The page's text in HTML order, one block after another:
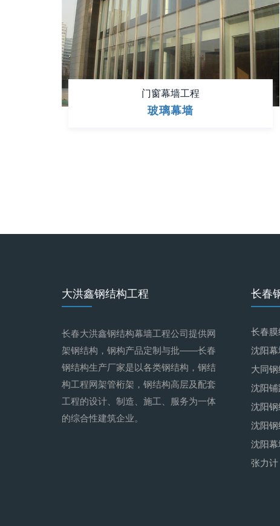
门窗幕墙工程
玻璃幕墙
大洪鑫钢结构工程
长春大洪鑫钢结构幕墙工程公司提供网
架钢结构，钢构产品定制与批——长春
钢结构生产厂家是以各类钢结构，钢结
构工程网架管桁架，钢结构高层及配套
工程的设计、制造、施工、服务为一体
的综合性建筑企业。
长春
长春膜
沈阳幕
大同钢
沈阳
沈阳
沈阳钢
沈阳
张力计